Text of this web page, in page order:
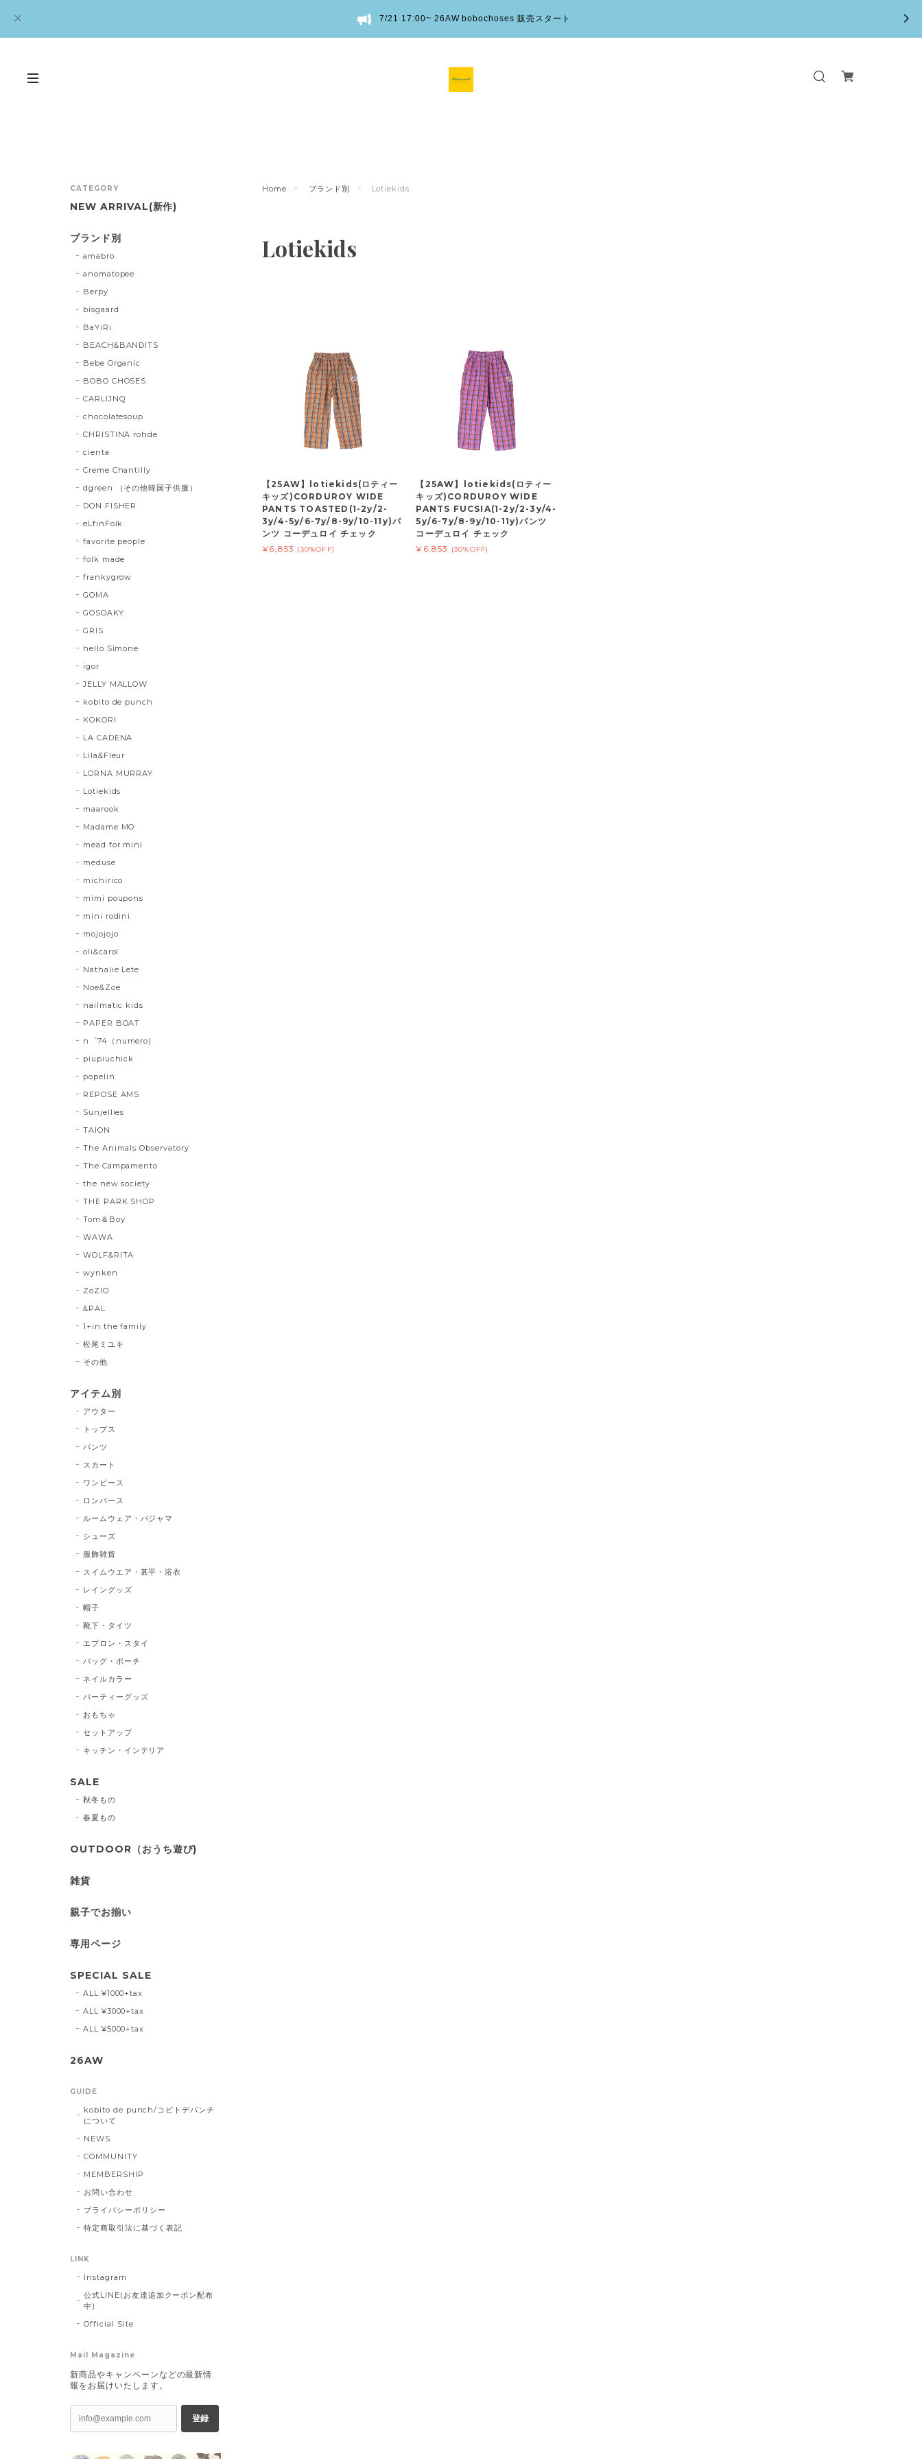
7/21 17:00~ 26AW bobochoses 販売スタート
Home ブランド別 Lotiekids
Lotiekids
【25AW】lotiekids(ロティー
キッズ)CORDUROY WIDE
PANTS TOASTED(1-2y/2-
3y/4-5y/6-7y/8-9y/10-11y)パ
ンツ コーデュロイ チェック
¥6,853 (30%OFF)
【25AW】lotiekids(ロティー
キッズ)CORDUROY WIDE
PANTS FUCSIA(1-2y/2-3y/4-
5y/6-7y/8-9y/10-11y)パンツ
コーデュロイ チェック
¥6,853
(30%OFF)
CATEGORY
NEW ARRIVAL(新作)
ブランド別
amabro
anomatopee
Berpy
bisgaard
BaYiRi
BEACH&BANDITS
Bebe Organic
BOBO CHOSES
CARLIJNQ
chocolatesoup
CHRISTINA rohde
cienta
Creme Chantilly
dgreen （その他韓国子供服）
DON FISHER
eLfinFolk
favorite people
folk made
frankygrow
GOMA
GOSOAKY
GRIS
hello Simone
igor
JELLY MALLOW
kobito de punch
KOKORI
LA CADENA
Lila&Fleur
LORNA MURRAY
Lotiekids
maarook
Madame MO
mead for mini
meduse
michirico
mimi poupons
mini rodini
mojojojo
oli&carol
Nathalie Lete
Noe&Zoe
nailmatic kids
PAPER BOAT
n゜74（numero)
piupiuchick
popelin
REPOSE AMS
Sunjellies
TAION
The Animals Observatory
The Campamento
the new society
THE PARK SHOP
Tom＆Boy
WAWA
WOLF&RITA
wynken
ZoZIO
&PAL
1+in the family
松尾ミユキ
その他
アイテム別
アウター
トップス
パンツ
スカート
ワンピース
ロンパース
ルームウェア・パジャマ
シューズ
服飾雑貨
スイムウエア・甚平・浴衣
レイングッズ
帽子
靴下・タイツ
エプロン・スタイ
バッグ・ポーチ
ネイルカラー
パーティーグッズ
おもちゃ
セットアップ
キッチン・インテリア
SALE
秋冬もの
春夏もの
OUTDOOR（おうち遊び)
雑貨
親子でお揃い
専用ページ
SPECIAL SALE
ALL ¥1000+tax
ALL ¥3000+tax
ALL ¥5000+tax
26AW
GUIDE
kobito de punch/コビトデパンチ
について
NEWS
COMMUNITY
MEMBERSHIP
お問い合わせ
プライバシーポリシー
特定商取引法に基づく表記
LINK
Instagram
公式LINE(お友達追加クーポン配布
中)
Official Site
Mail Magazine
新商品やキャンペーンなどの最新情
報をお届けいたします。
登録